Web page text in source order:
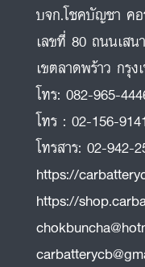
บจก.โชคบัญชา ค
เลขที่ 80 ถนนเส
เขตลาดพร้าว กรุ
โทร: 082-965-
โทร : 02-156-9141
โทรสาร: 02-942-
https://
https://